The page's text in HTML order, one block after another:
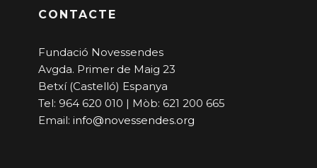
CONTACTE
Fundació Novessendes
Avgda. Primer de Maig 23
Betxí (Castelló) Espanya
Tel: 964 620 010 | Mòb: 621 200 665
Email: info@novessendes.org